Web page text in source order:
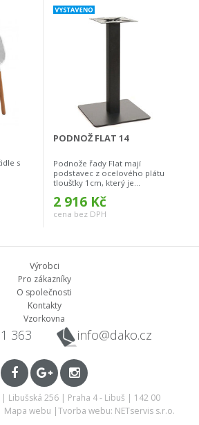
s
PODNOŽ FLAT 14
Podnože řady Flat mají
podstavec z ocelového plátu
tloušťky 1cm, který je...
2 916 Kč
cena bez DPH
Výrobci
Pro zákazníky
O společnosti
Kontakty
Vzorkovna
363 info@dako.cz
Libušská 256 | Praha 4 - Libuš | 142 00
Mapa webu |Tvorba webu: NETservis s.r.o.